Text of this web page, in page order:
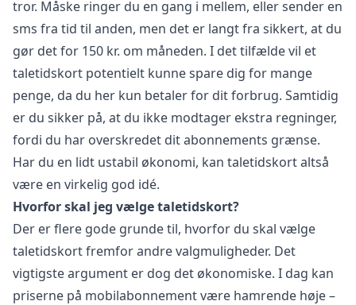
tror. Måske ringer du en gang i mellem, eller sender en
sms fra tid til anden, men det er langt fra sikkert, at du
gør det for 150 kr. om måneden. I det tilfælde vil et
taletidskort potentielt kunne spare dig for mange
penge, da du her kun betaler for dit forbrug. Samtidig
er du sikker på, at du ikke modtager ekstra regninger,
fordi du har overskredet dit abonnements grænse.
Har du en lidt ustabil økonomi, kan taletidskort altså
være en virkelig god idé.
Hvorfor skal jeg vælge taletidskort?
Der er flere gode grunde til, hvorfor du skal vælge
taletidskort fremfor andre valgmuligheder. Det
vigtigste argument er dog det økonomiske. I dag kan
priserne på mobilabonnement være hamrende høje –